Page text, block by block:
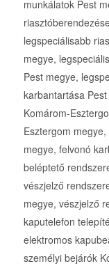
munkálatok Pest
legspeciálisabb
megye,
Pest megye,
karbantartása
Komárom-
Esztergom
megye, felvonó
beléptető
vészjelző
megye, vészjelző
kaputelefon
elektromos
személyi bejárók